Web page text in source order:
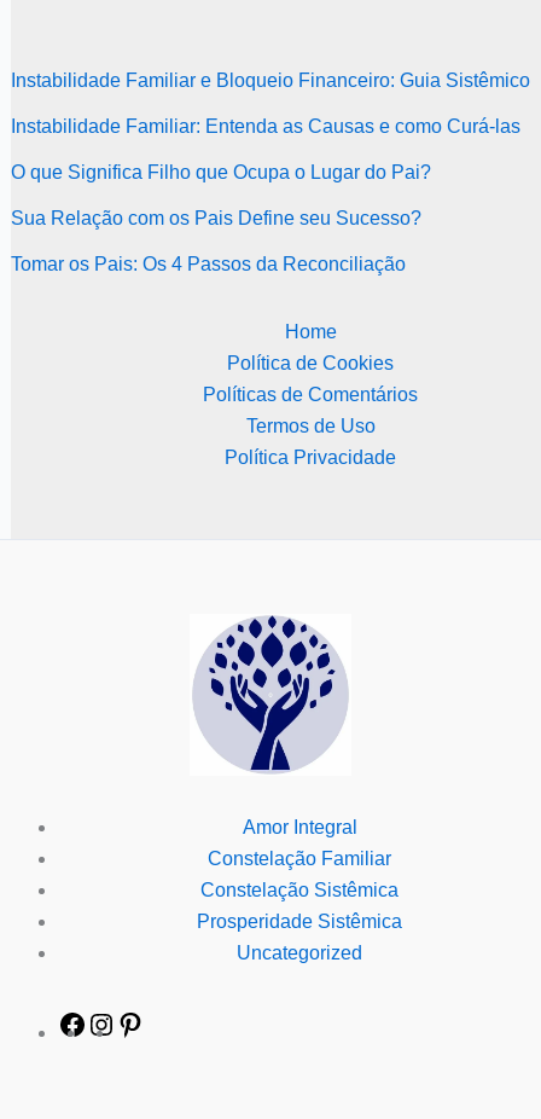
Instabilidade Familiar e Bloqueio Financeiro: Guia Sistêmico
Instabilidade Familiar: Entenda as Causas e como Curá-las
O que Significa Filho que Ocupa o Lugar do Pai?
Sua Relação com os Pais Define seu Sucesso?
Tomar os Pais: Os 4 Passos da Reconciliação
Home
Política de Cookies
Políticas de Comentários
Termos de Uso
Política Privacidade
Amor Integral
Constelação Familiar
Constelação Sistêmica
Prosperidade Sistêmica
Uncategorized